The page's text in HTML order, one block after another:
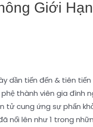
Giới Hạn
dần tiến đến & tiên
thành viên gia đình
tử cung ứng sự phấn
nổi lên như 1 trong